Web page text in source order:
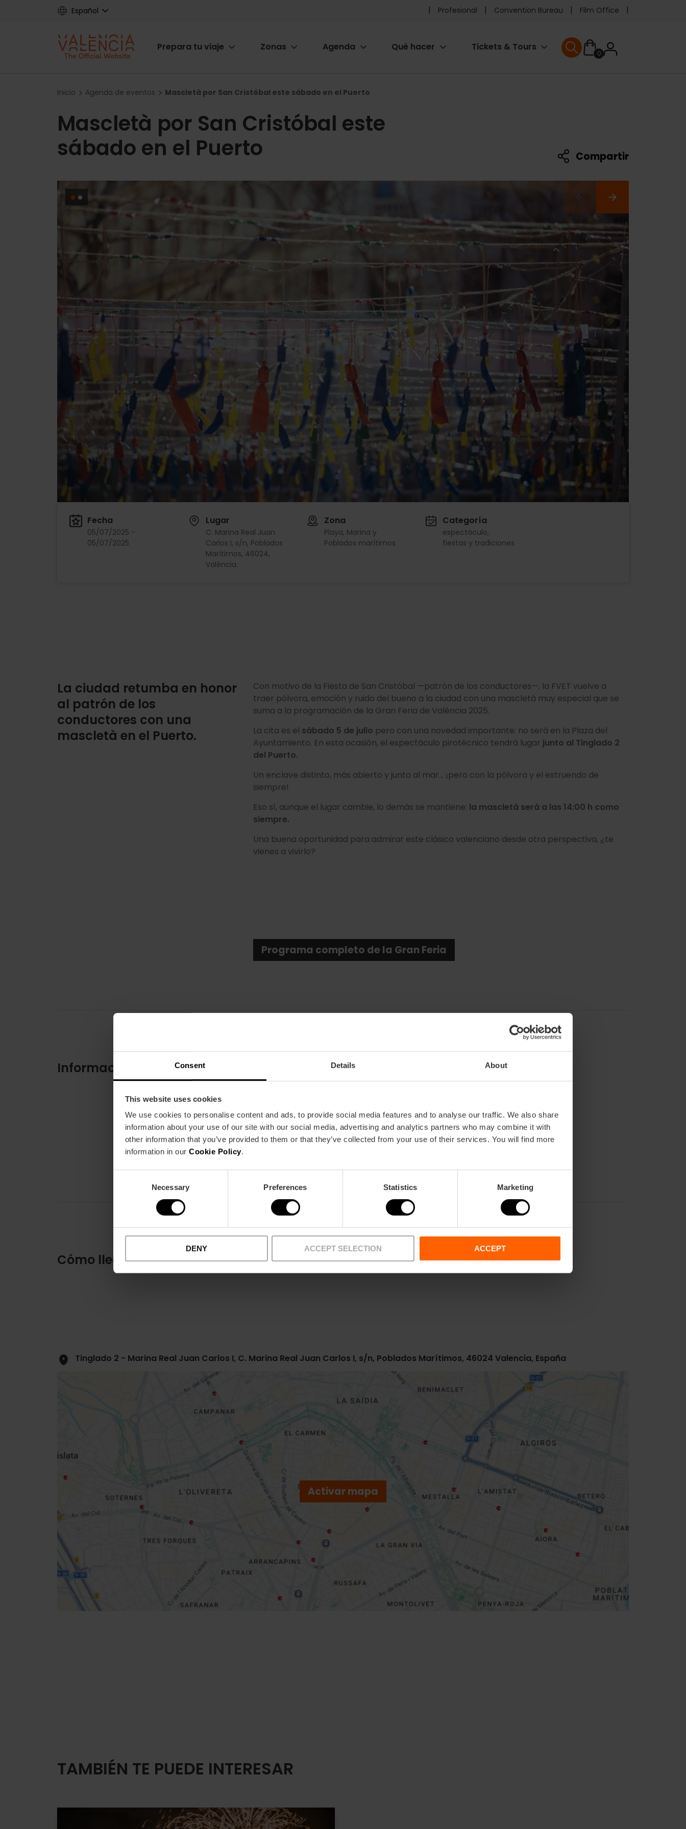
Consent Details About
This website uses cookies
We use cookies to personalise content and ads, to provide social media features and to analyse our traffic. We also share
information about your use of our site with our social media, advertising and analytics partners who may combine it with
other information that you’ve provided to them or that they’ve collected from your use of their services. You will find more
information in our Cookie Policy.
Necessary Preferences Statistics Marketing
DENY ACCEPT SELECTION ACCEPT
Español
Pre
header
Profesional Convention Bureau Film Office
Main
Prepara tu viaje Zonas Agenda Qué hacer Tickets & Tours
0User
User menu
Breadcrumb
Inicio Agenda de eventos Mascletà por San Cristóbal este sábado en el Puerto
Mascletà por San Cristóbal este
sábado en el Puerto
Compartir
Fecha
05/07/2025 -
05/07/2025
Lugar
C. Marina Real Juan
Carlos I, s/n, Poblados
Marítimos, 46024,
València.
Zona
Playa, Marina y
Poblados marítimos
Categoría
espectáculo
fiestas y tradiciones
La ciudad retumba en honor
al patrón de los
conductores con una
mascletà en el Puerto.
Con motivo de la Fiesta de San Cristóbal —patrón de los conductores—, la FVET vuelve a
traer pólvora, emoción y ruido del bueno a la ciudad con una mascletà muy especial que se
suma a la programación de la Gran Feria de València 2025.
La cita es el sábado 5 de julio pero con una novedad importante: no será en la Plaza del
Ayuntamiento. En esta ocasión, el espectáculo pirotécnico tendrá lugar junto al Tinglado 2
del Puerto.
Un enclave distinto, más abierto y junto al mar… ¡pero con la pólvora y el estruendo de
siempre!
Eso sí, aunque el lugar cambie, lo demás se mantiene: la mascletà será a las 14:00 h como
siempre.
Una buena oportunidad para admirar este clásico valenciano desde otra perspectiva, ¿te
vienes a vivirlo?
Programa completo de la Gran Feria
Información práctica
Tickets
Gratuita.
Cómo llegar Metro Bus
Tinglado 2 - Marina Real Juan Carlos I, C. Marina Real Juan Carlos I, s/n, Poblados Marítimos, 46024 Valencia, España
Activar mapa
Cómo llegar
sidebar
TAMBIÉN TE PUEDE INTERESAR